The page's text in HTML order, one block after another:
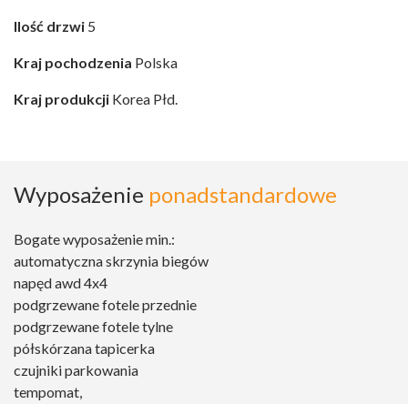
Ilość drzwi 5
Kraj pochodzenia Polska
Kraj produkcji Korea Płd.
Wyposażenie ponadstandardowe
Bogate wyposażenie min.:
automatyczna skrzynia biegów
napęd awd 4x4
podgrzewane fotele przednie
podgrzewane fotele tylne
półskórzana tapicerka
czujniki parkowania
tempomat,